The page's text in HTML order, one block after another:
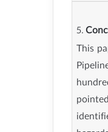
5.
This